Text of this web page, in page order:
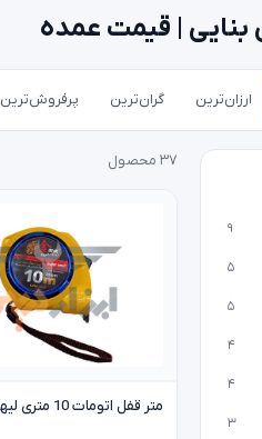
بنایی | قیمت عمده
ارزان‌ترین گران‌ترین پرفروش‌ترین
۹
۵
۵
۴
۴
۳
۳۷ محصول
متر قفل اتومات 10 متری لیهو lihu